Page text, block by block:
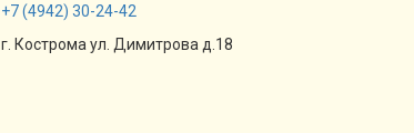
+7(4942) 30-24-42
г. Кострома ул. Димитрова д.18